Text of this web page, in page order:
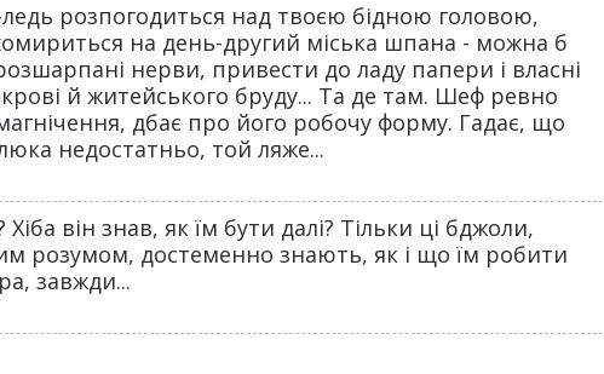
розпогодиться над твоєю бідною головою,
на день-другий міська шпана - можна б
нерви, привести до ладу папери і власні
й житейського бруду... Та де там. Шеф ревно
дбає про його робочу форму. Гадає, що
недостатньо, той ляже...
він знав, як їм бути далі? Тільки ці бджоли,
розумом, достеменно знають, як і що їм робити
завжди...